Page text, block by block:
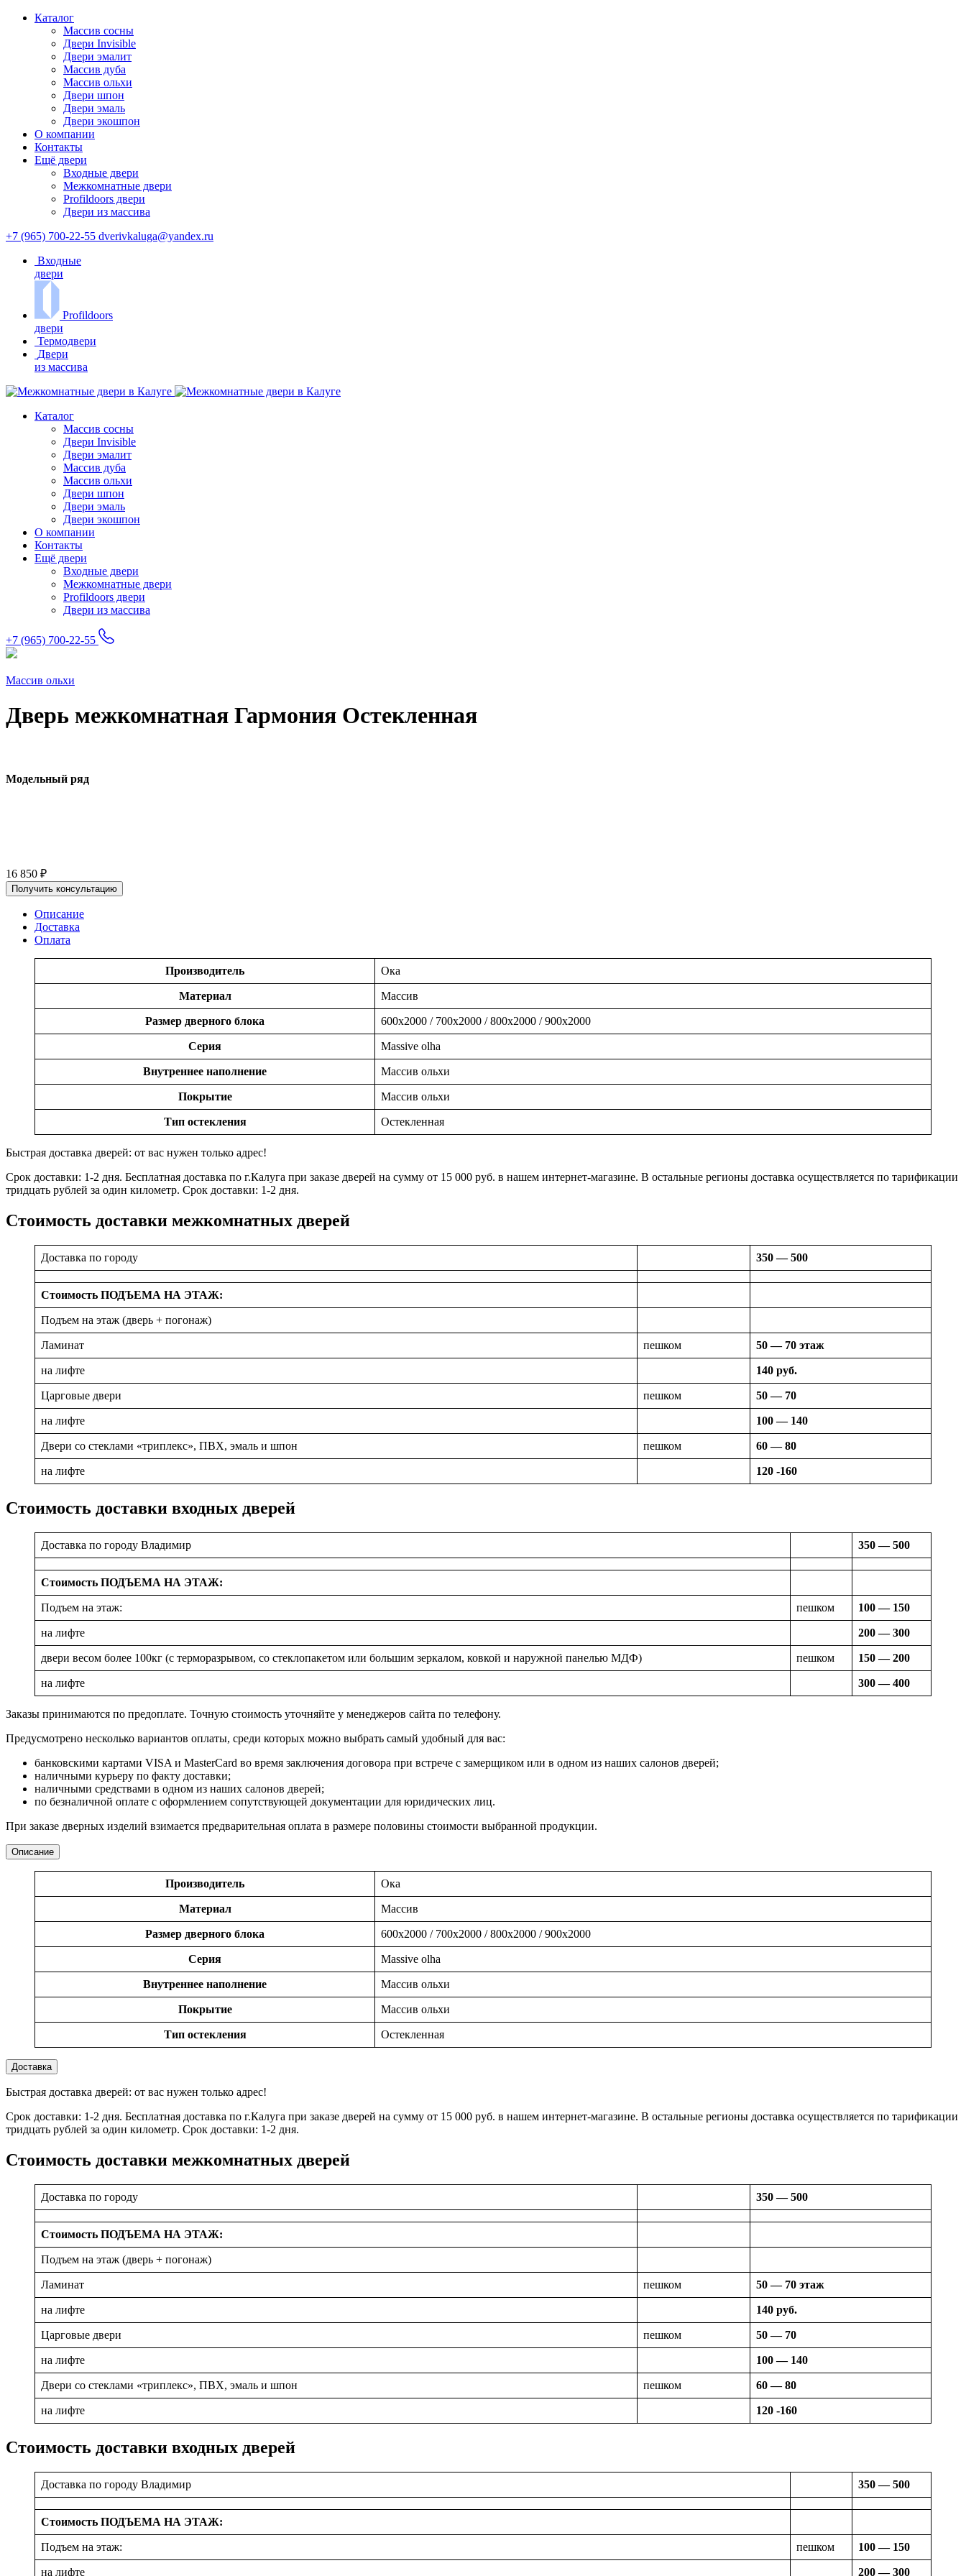
Каталог
Массив сосны
Двери Invisible
Двери эмалит
Массив дуба
Массив ольхи
Двери шпон
Двери эмаль
Двери экошпон
О компании
Контакты
Ещё двери
Входные двери
Межкомнатные двери
Profildoors двери
Двери из массива
+7 (965) 700-22-55 dverivkaluga@yandex.ru
Входные
двери
Profildoors
двери
Термодвери
Двери
из массива
Каталог
Массив сосны
Двери Invisible
Двери эмалит
Массив дуба
Массив ольхи
Двери шпон
Двери эмаль
Двери экошпон
О компании
Контакты
Ещё двери
Входные двери
Межкомнатные двери
Profildoors двери
Двери из массива
+7 (965) 700-22-55
Массив ольхи
Дверь межкомнатная Гармония Остекленная
Модельный ряд
16 850 ₽
Получить консультацию
Описание
Доставка
Оплата
Производитель Ока
Материал Массив
Размер дверного блока 600x2000 / 700x2000 / 800x2000 / 900x2000
Серия Massive olha
Внутреннее наполнение Массив ольхи
Покрытие Массив ольхи
Тип остекления Остекленная
Быстрая доставка дверей: от вас нужен только адрес!
Срок доставки: 1-2 дня. Бесплатная доставка по г.Калуга при заказе дверей на сумму от 15 000 руб. в нашем интернет-магазине. В остальные регионы доставка осуществляется по тарификации
тридцать рублей за один километр. Срок доставки: 1-2 дня.
Стоимость доставки межкомнатных дверей
Доставка по городу 350 — 500
Стоимость ПОДЪЕМА НА ЭТАЖ:
Подъем на этаж (дверь + погонаж)
Ламинат пешком 50 — 70 этаж
на лифте 140 руб.
Царговые двери пешком 50 — 70
на лифте 100 — 140
Двери со стеклами «триплекс», ПВХ, эмаль и шпон пешком 60 — 80
на лифте 120 -160
Стоимость доставки входных дверей
Доставка по городу Владимир 350 — 500
Стоимость ПОДЪЕМА НА ЭТАЖ:
Подъем на этаж: пешком 100 — 150
на лифте 200 — 300
двери весом более 100кг (с терморазрывом, со стеклопакетом или большим зеркалом, ковкой и наружной панелью МДФ) пешком 150 — 200
на лифте 300 — 400
Заказы принимаются по предоплате. Точную стоимость уточняйте у менеджеров сайта по телефону.
Предусмотрено несколько вариантов оплаты, среди которых можно выбрать самый удобный для вас:
банковскими картами VISA и MasterCard во время заключения договора при встрече с замерщиком или в одном из наших салонов дверей;
наличными курьеру по факту доставки;
наличными средствами в одном из наших салонов дверей;
по безналичной оплате с оформлением сопутствующей документации для юридических лиц.
При заказе дверных изделий взимается предварительная оплата в размере половины стоимости выбранной продукции.
Описание
Производитель Ока
Материал Массив
Размер дверного блока 600x2000 / 700x2000 / 800x2000 / 900x2000
Серия Massive olha
Внутреннее наполнение Массив ольхи
Покрытие Массив ольхи
Тип остекления Остекленная
Доставка
Быстрая доставка дверей: от вас нужен только адрес!
Срок доставки: 1-2 дня. Бесплатная доставка по г.Калуга при заказе дверей на сумму от 15 000 руб. в нашем интернет-магазине. В остальные регионы доставка осуществляется по тарификации
тридцать рублей за один километр. Срок доставки: 1-2 дня.
Стоимость доставки межкомнатных дверей
Доставка по городу 350 — 500
Стоимость ПОДЪЕМА НА ЭТАЖ:
Подъем на этаж (дверь + погонаж)
Ламинат пешком 50 — 70 этаж
на лифте 140 руб.
Царговые двери пешком 50 — 70
на лифте 100 — 140
Двери со стеклами «триплекс», ПВХ, эмаль и шпон пешком 60 — 80
на лифте 120 -160
Стоимость доставки входных дверей
Доставка по городу Владимир 350 — 500
Стоимость ПОДЪЕМА НА ЭТАЖ:
Подъем на этаж: пешком 100 — 150
на лифте 200 — 300